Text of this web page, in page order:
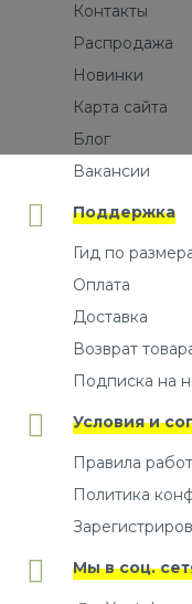
Контакты
Распродажа
Новинки
Карта сайта
Блог
Вакансии
Поддержка
Гид по
Оплата
Доставка
Возврат
Подписка на
Условия и
Правила
Политика
Мы в соц.